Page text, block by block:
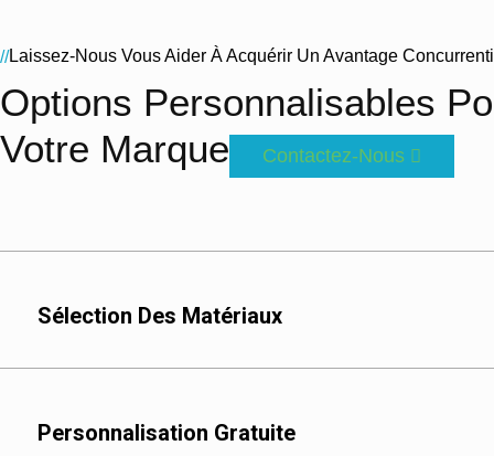
//Laissez-Nous Vous Aider À Acquérir Un Avantage
Options Personnalisables
Votre Marque
Contactez-Nous
Sélection Des Matériaux
Personnalisation Gratuite